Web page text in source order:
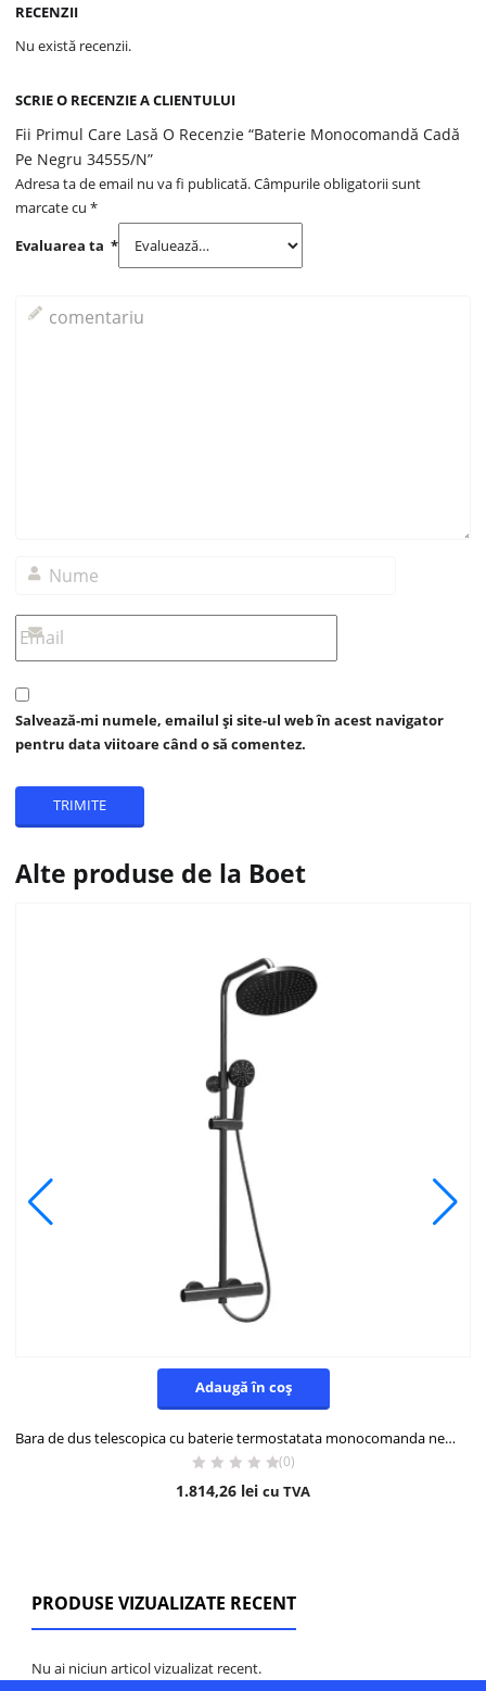
RECENZII
Nu există recenzii.
SCRIE O RECENZIE A CLIENTULUI
Fii Primul Care Lasă O Recenzie “Baterie Monocomandă Cadă
Pe Negru 34555/N”
Adresa ta de email nu va fi publicată.Câmpurile obligatorii sunt
marcate cu*
Evaluarea ta*
Salvează-mi numele, emailul și site-ul web în acest navigator
pentru data viitoare când o să comentez.
Alte produse de la Boet
Adaugă în coș
Bara de dus telescopica cu baterie termostatata monocomanda negru Boet 44431/N
(0)
1.814,26 lei cu TVA
PRODUSE VIZUALIZATE RECENT
Nu ai niciun articol vizualizat recent.